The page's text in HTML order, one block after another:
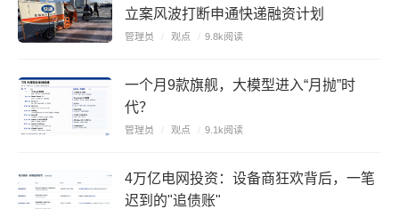
立案风波打断申通快递融资计划
管理员 / 观点 / 9.8k阅读
一个月9款旗舰，大模型进入“月抛”时
代？
管理员 / 观点 / 9.1k阅读
4万亿电网投资：设备商狂欢背后，一笔
迟到的"追债账"